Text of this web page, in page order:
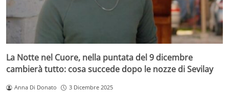
La Notte nel Cuore, nella puntata del 9 dicembre
cambierà tutto: cosa succede dopo le nozze di Sevilay
Anna Di Donato 3 Dicembre 2025